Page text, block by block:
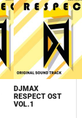
DJMAX
RESPECT OST
VOL.1